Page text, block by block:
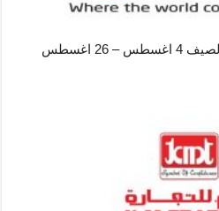
عروض لولو قطر اليوم اهلا بالصيف 4 اغسطس – 26 اغسطس